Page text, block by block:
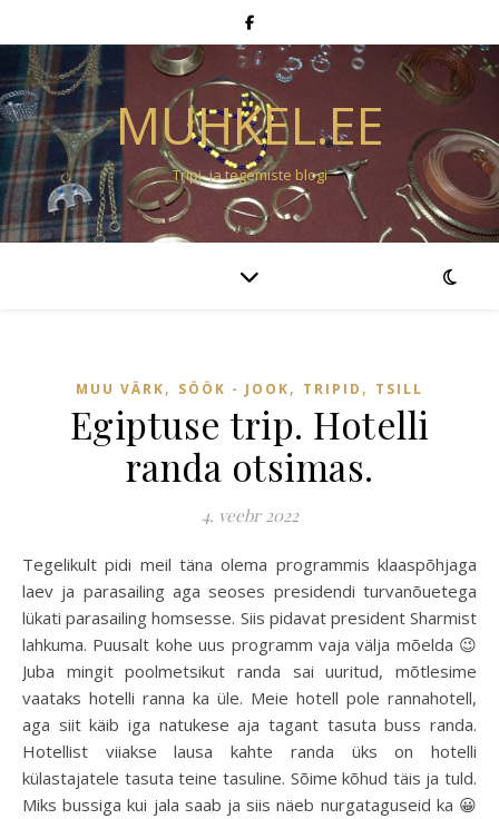
MUHKEL.EE
Tripi- ja tegemiste blogi
MUU VÄRK, SÖÖK - JOOK, TRIPID , TSILL
Egiptuse trip. Hotelli
randa otsimas.
4. veebr 2022
Tegelikult pidi meil täna olema programmis klaaspõhjaga
laev ja parasailing aga seoses presidendi turvanõuetega
lükati parasailing homsesse. Siis pidavat president Sharmist
lahkuma. Puusalt kohe uus programm vaja välja mõelda 😉
Juba mingit poolmetsikut randa sai uuritud, mõtlesime
vaataks hotelli ranna ka üle. Meie hotell pole rannahotell,
aga siit käib iga natukese aja tagant tasuta buss randa.
Hotellist viiakse lausa kahte randa üks on hotelli
külastajatele tasuta teine tasuline. Sõime kõhud täis ja tuld.
Miks bussiga kui jala saab ja siis näeb nurgataguseid ka 😀